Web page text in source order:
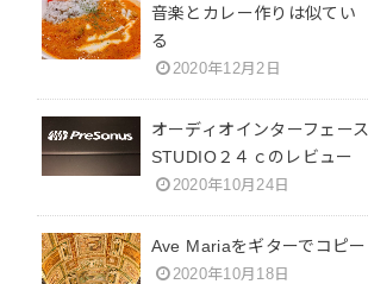
音楽とカレー作りは似てい
る
2020年12月2日
オーディオインターフェース
STUDIO２４ｃのレビュー
2020年10月24日
Ave Mariaをギターでコピー
2020年10月18日